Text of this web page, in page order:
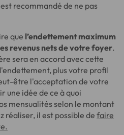
recommandé de ne pas
que l’endettement maximum
revenus nets de votre foyer.
sera en accord avec cette
plus votre profil
être l'acceptation de votre
une idée de ce à quoi
mensualités selon le montant
réaliser, il est possible de faire